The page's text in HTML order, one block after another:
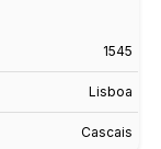
1545
Lisboa
Cascais